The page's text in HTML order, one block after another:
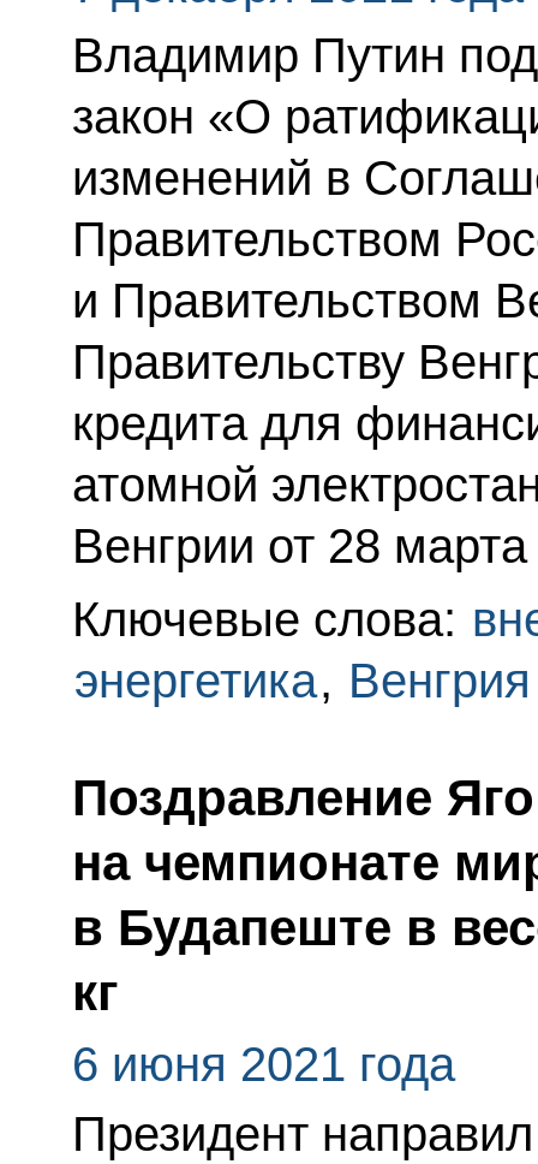
Владимир Путин
закон «О
изменений в
Правительством
и Правительством
Правительству
кредита для
атомной
Венгрии от 28
Ключевые слова:
энергетика, Венгрия
Поздравление
на чемпионате
в Будапеште в
кг
6 июня 2021 года
Президент